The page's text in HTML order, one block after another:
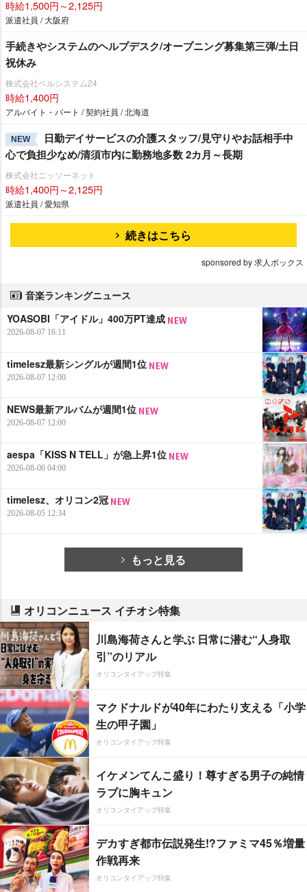
時給1,500円～2,125円
派遣社員 / 大阪府
手続きやシステムのヘルプデスク/オープニング募集第三弾/土日
祝休み
株式会社ベルシステム24
時給1,400円
アルバイト・パート / 契約社員 / 北海道
NEW
日勤デイサービスの介護スタッフ/見守りやお話相手中
心で負担少なめ/清須市内に勤務地多数 2カ月～長期
株式会社ニッソーネット
時給1,400円～2,125円
派遣社員 / 愛知県
続きはこちら
sponsored by 求人ボックス
音楽ランキングニュース
YOASOBI「アイドル」400万PT達成
2026-08-07 16:11
timelesz最新シングルが週間1位
2026-08-07 12:00
NEWS最新アルバムが週間1位
2026-08-07 12:00
aespa「KISS N TELL」が急上昇1位
2026-08-06 04:00
timelesz、オリコン2冠
2026-08-05 12:34
もっと見る
オリコンニュース イチオシ特集
川島海荷さんと学ぶ 日常に潜む“人身取
引”のリアル
オリコンタイアップ特集
マクドナルドが40年にわたり支える「小学
生の甲子園」
オリコンタイアップ特集
イケメンてんこ盛り！尊すぎる男子の純情
ラブに胸キュン
オリコンタイアップ特集
デカすぎ都市伝説発生!?ファミマ45％増量
作戦再来
オリコンタイアップ特集